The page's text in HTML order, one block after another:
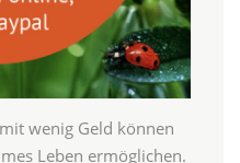
wenig Geld können
Leben ermöglichen.